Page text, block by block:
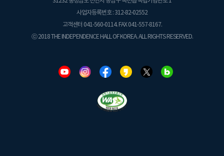
사업자등록번호 : 312-82-02552
고객센터 041-560-0114. FAX 041-557-8167.
ⓒ 2018 THE INDEPENDENCE HALL OF KOREA. ALL RIGHTS RESERVED.